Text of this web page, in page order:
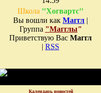
Школа "Хогвартс"
Вы вошли как Маггл |
Группа "Магглы"
Приветствую Вас Маггл
| RSS
Календарь новостей